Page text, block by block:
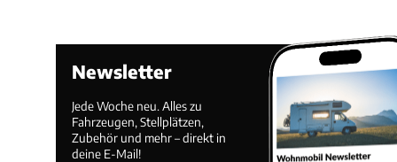
Newsletter
Jede Woche neu. Alles zu
Fahrzeugen, Stellplätzen,
Zubehör und mehr – direkt in
deine E-Mail!